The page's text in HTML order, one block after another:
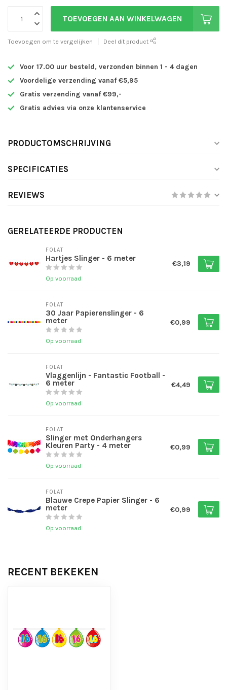
TOEVOEGEN AAN WINKELWAGEN
Toevoegen om te vergelijken Deel dit product
Voor 17.00 uur besteld, verzonden binnen 1 - 4 dagen
Voordelige verzending vanaf €5,95
Gratis verzending vanaf €99,-
Gratis advies via onze klantenservice
PRODUCTOMSCHRIJVING
SPECIFICATIES
REVIEWS
GERELATEERDE PRODUCTEN
FOLAT
Hartjes Slinger - 6 meter
Op voorraad
€3,19
FOLAT
30 Jaar Papierenslinger - 6
meter
Op voorraad
€0,99
FOLAT
Vlaggenlijn - Fantastic Football -
6 meter
Op voorraad
€4,49
FOLAT
Slinger met Onderhangers
Kleuren Party - 4 meter
Op voorraad
€0,99
FOLAT
Blauwe Crepe Papier Slinger - 6
meter
Op voorraad
€0,99
RECENT BEKEKEN